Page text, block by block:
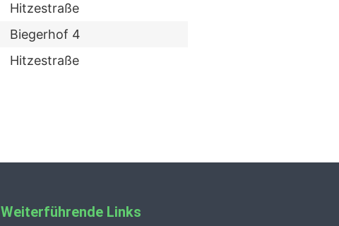
Hitzestraße
Biegerhof 4
Hitzestraße
Weiterführende Links